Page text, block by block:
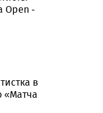
Open -
в
«Матча